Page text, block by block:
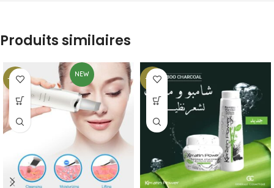
Produits similaires
-39%
NEW
-27%